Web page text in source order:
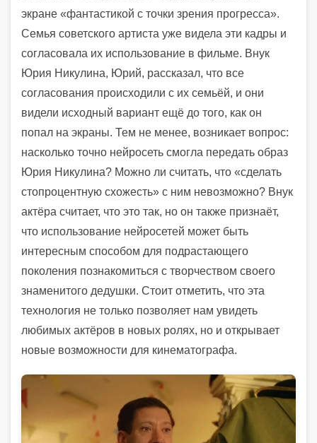
экране «фантастикой с точки зрения прогресса».
Семья советского артиста уже видела эти кадры и
согласовала их использование в фильме. Внук
Юрия Никулина, Юрий, рассказал, что все
согласования происходили с их семьёй, и они
видели исходный вариант ещё до того, как он
попал на экраны. Тем не менее, возникает вопрос:
насколько точно нейросеть смогла передать образ
Юрия Никулина? Можно ли считать, что «сделать
стопроцентную схожесть» с ним невозможно? Внук
актёра считает, что это так, но он также признаёт,
что использование нейросетей может быть
интересным способом для подрастающего
поколения познакомиться с творчеством своего
знаменитого дедушки. Стоит отметить, что эта
технология не только позволяет нам увидеть
любимых актёров в новых ролях, но и открывает
новые возможности для кинематографа.